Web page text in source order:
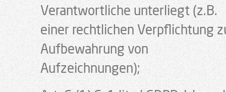
Verantwortliche unterliegt (z.B.
einer rechtlichen Verpflichtung
Aufbewahrung von
Aufzeichnungen);